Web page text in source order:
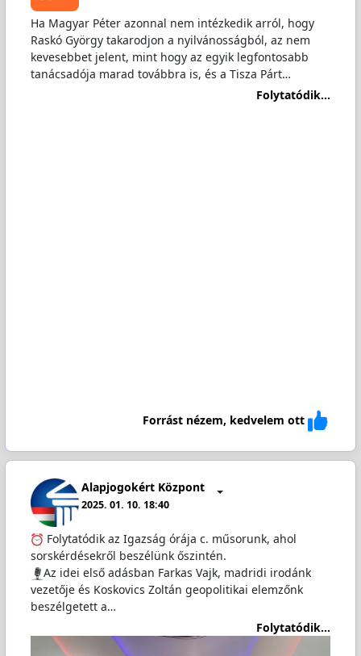
Ha Magyar Péter azonnal nem intézkedik arról, hogy
Raskó György takarodjon a nyilvánosságból, az nem
kevesebbet jelent, mint hogy az egyik legfontosabb
tanácsadója marad továbbra is, és a Tisza Párt…
Folytatódik...
Forrást nézem, kedvelem ott
Alapjogokért Központ
2025. 01. 10. 18:40
Folytatódik az Igazság órája c. műsorunk, ahol
sorskérdésekről beszélünk őszintén.
Az idei első adásban Farkas Vajk, madridi irodánk
vezetője és Koskovics Zoltán geopolitikai elemzőnk
beszélgetett a…
Folytatódik...